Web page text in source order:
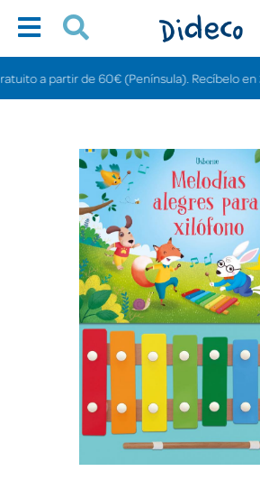
a partir de 60€ (Península). Recíbelo en 24/